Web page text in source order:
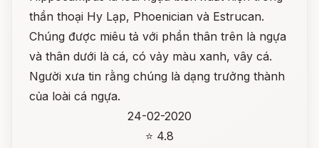
thần thoại Hy Lạp, Phoenician và Estrucan.
Chúng được miêu tả với phần thân trên là ngựa
và thân dưới là cá, có vảy màu xanh, vây cá.
Người xưa tin rằng chúng là dạng trưởng thành
của loài cá ngựa.
24-02-2020
⭐ 4.8